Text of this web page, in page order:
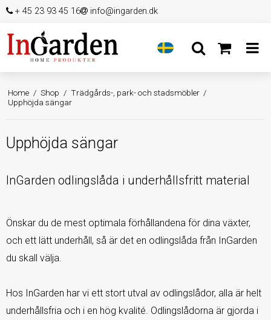
+ 45 23 93 45 16 info@ingarden.dk
Home / Shop / Trädgårds-, park- och stadsmöbler /
Upphöjda sängar
Upphöjda sängar
InGarden odlingslåda i underhållsfritt material
Önskar du de mest optimala förhållandena för dina växter,
och ett lätt underhåll, så är det en odlingslåda från InGarden
du skall välja.
Hos InGarden har vi ett stort utval av odlingslådor, alla är helt
underhållsfria och i en hög kvalité. Odlingslådorna är gjorda i